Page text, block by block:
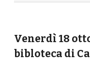
Venerdì 18
bibloteca di